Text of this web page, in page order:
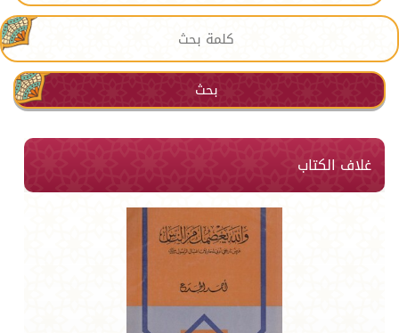
بحث
غلاف الكتاب